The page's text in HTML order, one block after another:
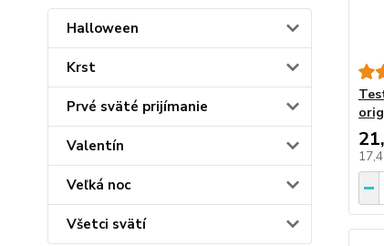
Halloween
Krst
Prvé sväté prijímanie
Valentín
Veľká noc
Všetci svätí